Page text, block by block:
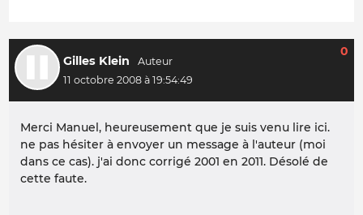
Gilles Klein
11 octobre 2008 à 19:54:49
0
Merci Manuel, heureusement que je suis venu lire ici.
ne pas hésiter à envoyer un message à l'auteur (moi
dans ce cas). j'ai donc corrigé 2001 en 2011. Désolé de
cette faute.